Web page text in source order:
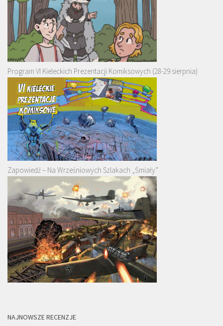
Program VI Kieleckich Prezentacji Komiksowych (28-29 sierpnia)
Zapowiedź – Na Wrześniowych Szlakach „Śmiały”
NAJNOWSZE RECENZJE